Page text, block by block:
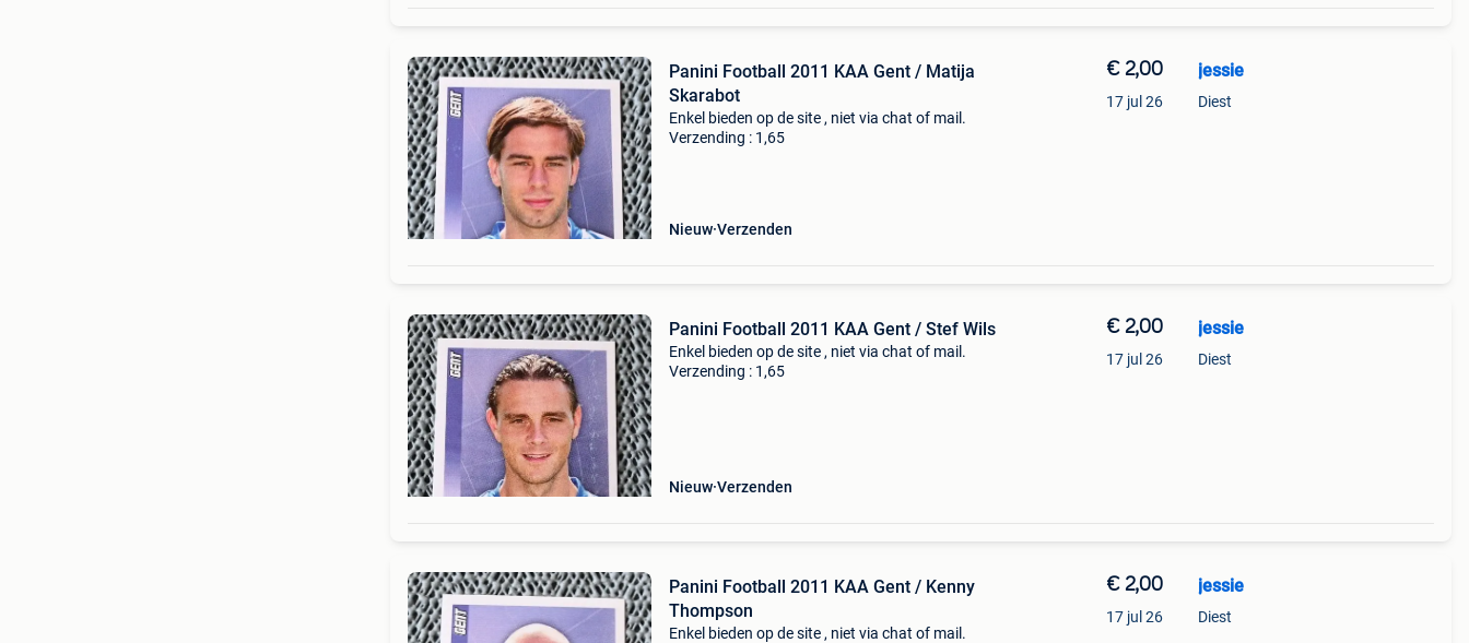
Panini Football 2011 KAA Gent / Matija
Skarabot
Enkel bieden op de site , niet via chat of mail.
Verzending : 1,65
Nieuw Verzenden
€ 2,00
17 jul 26
jessie
Diest
Panini Football 2011 KAA Gent / Stef Wils
Enkel bieden op de site , niet via chat of mail.
Verzending : 1,65
Nieuw Verzenden
€ 2,00
17 jul 26
jessie
Diest
Panini Football 2011 KAA Gent / Kenny
Thompson
Enkel bieden op de site , niet via chat of mail.
€ 2,00
17 jul 26
jessie
Diest